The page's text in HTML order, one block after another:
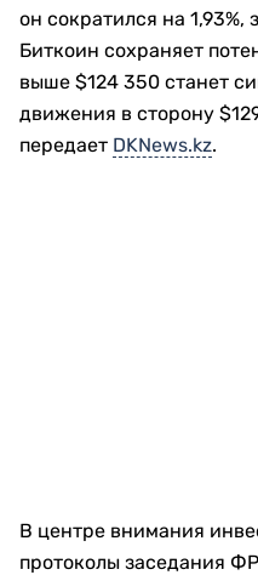
он сократился на 1,93%,
Биткоин сохраняет
выше $124 350 станет
движения в сторону
передает DKNews.kz.
В центре внимания
протоколы заседания